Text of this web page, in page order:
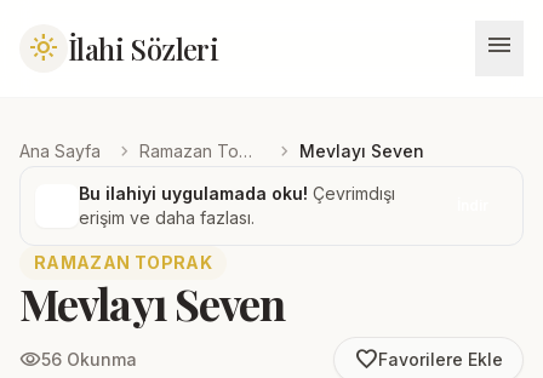
light_mode İlahi Sözleri menu
Ana Sayfa chevron_right Ramazan Toprak chevron_right Mevlayı Seven
Bu ilahiyi uygulamada oku! Çevrimdışı
erişim ve daha fazlası.
RAMAZAN TOPRAK
Mevlayı Seven
visibility56 Okunma favorite_borderFavorilere Ekle